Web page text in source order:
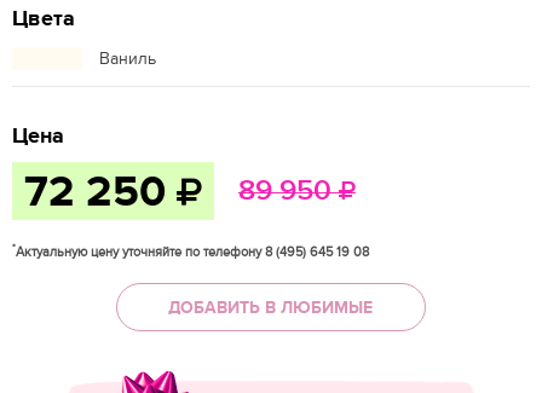
Цвета
Ваниль
Цена
72 250 89 950
*Актуальную цену уточняйте по телефону 8 (495) 645 19 08
ДОБАВИТЬ В ЛЮБИМЫЕ